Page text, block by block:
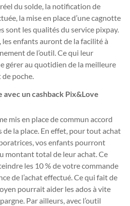
du solde, la notification de
la mise en place d’une cagnotte
sont les qualités du service pixpay.
enfants auront de la facilité à
de l’outil. Ce qui leur
gérer au quotidien de la meilleure
poche.
avec un cashback Pix&Love
mis en place de commun accord
la place. En effet, pour tout achat
vos enfants pourront
montant total de leur achat. Ce
les 10 % de votre commande
de l’achat effectué. Ce qui fait de
pourrait aider les ados à vite
Par ailleurs, avec l’outil